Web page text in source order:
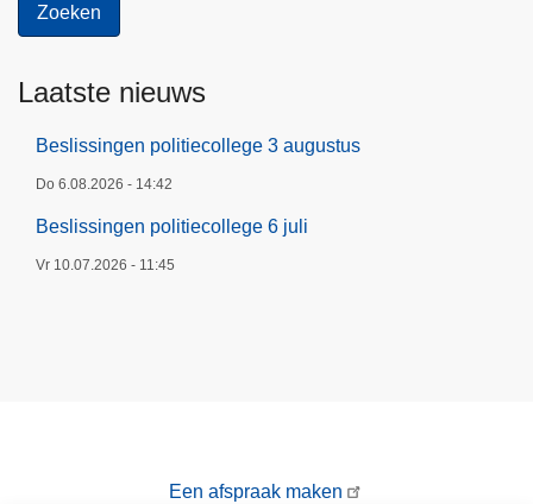
Laatste nieuws
Beslissingen politiecollege 3 augustus
Do 6.08.2026 - 14:42
Beslissingen politiecollege 6 juli
Vr 10.07.2026 - 11:45
Een afspraak maken